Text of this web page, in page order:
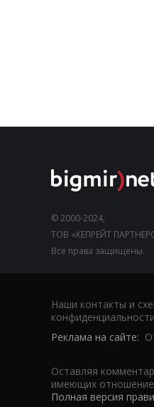
© 2000-2024,
ТОВ «КЕПРЕЙТ
Все права защищены.
Наши контакты и
Реклама на сайте:
Оставляя
имеющих отношение
Полная версия